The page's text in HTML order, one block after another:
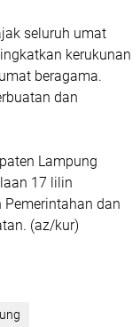
seluruh umat
kerukunan
beragama.
dan
Lampung
17 lilin
dan
(az/kur)